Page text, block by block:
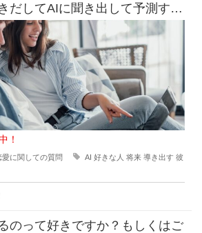
だしてAIに聞き出して予測すら
ています
！
愛に関しての質問 AI 好きな人 将来 導き出す 彼
のって好きですか？もしくはご